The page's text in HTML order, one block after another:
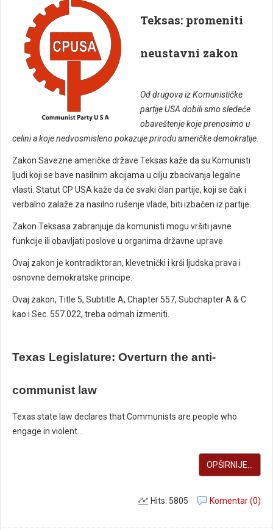
Teksas: promeniti
neustavni zakon
Od drugova iz Komunističke
partije USA dobili smo sledeće
obaveštenje koje prenosimo u
celini a koje nedvosmisleno pokazuje prirodu američke demokratije.
Zakon Savezne američke države Teksas kaže da su Komunisti
ljudi koji se bave nasilnim akcijama u cilju zbacivanja legalne
vlasti. Statut CP USA kaže da će svaki član partije, koji se čak i
verbalno zalaže za nasilno rušenje vlade, biti izbačen iz partije.
Zakon Teksasa zabranjuje da komunisti mogu vršiti javne
funkcije ili obavljati poslove u organima državne uprave.
Ovaj zakon je kontradiktoran, klevetnički i krši ljudska prava i
osnovne demokratske principe.
Ovaj zakon, Title 5, Subtitle A, Chapter 557, Subchapter A & C
kao i Sec. 557.022, treba odmah izmeniti.
Texas Legislature: Overturn the anti-
communist law
Texas state law declares that Communists are people who
engage in violent...
OPŠIRNIJE...
Komentar (0)
Hits: 5805